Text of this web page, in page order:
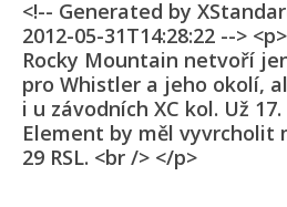
<!-- Generated by
2012-05-31T14:28:22 -->
Rocky Mountain netvoří
pro Whistler a jeho okolí,
i u závodních XC kol. Už
Element by měl vyvrcholit
29 RSL. <br /> </p>